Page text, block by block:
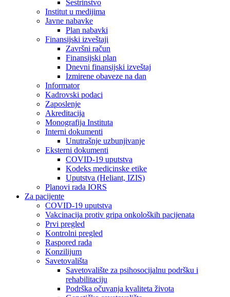
Sestrinstvo
Institut u medijima
Javne nabavke
Plan nabavki
Finansijski izveštaji
Završni račun
Finansijski plan
Dnevni finansijski izveštaj
Izmirene obaveze na dan
Informator
Kadrovski podaci
Zaposlenje
Akreditacija
Monografija Instituta
Interni dokumenti
Unutrašnje uzbunjivanje
Eksterni dokumenti
COVID-19 uputstva
Kodeks medicinske etike
Uputstva (Heliant, IZIS)
Planovi rada IORS
Za pacijente
COVID-19 uputstva
Vakcinacija protiv gripa onkoloških pacijenata
Prvi pregled
Kontrolni pregled
Raspored rada
Konzilijum
Savetovališta
Savetovalište za psihosocijalnu podršku i
rehabilitaciju
Podrška očuvanja kvaliteta života